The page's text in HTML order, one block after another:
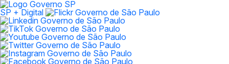
SP + Digital